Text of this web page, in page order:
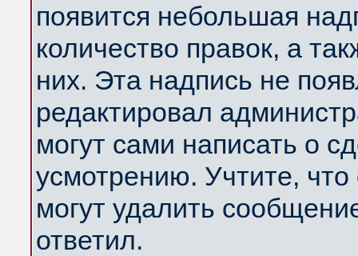
появится небольшая
количество правок, а
них. Эта надпись не
редактировал
могут сами написать о
усмотрению. Учтите,
могут удалить
ответил.